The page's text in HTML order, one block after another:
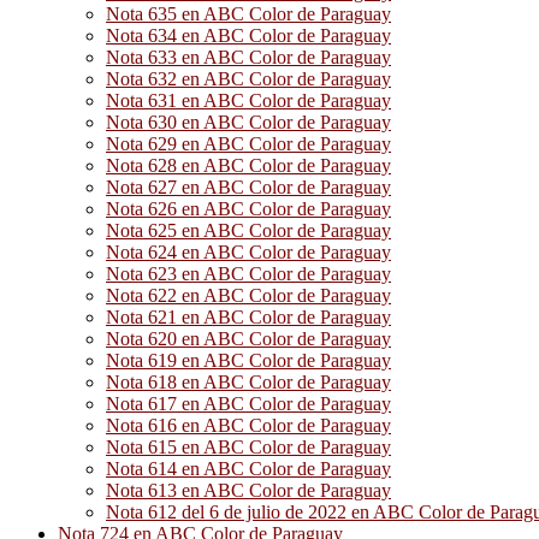
Nota 635 en ABC Color de Paraguay
Nota 634 en ABC Color de Paraguay
Nota 633 en ABC Color de Paraguay
Nota 632 en ABC Color de Paraguay
Nota 631 en ABC Color de Paraguay
Nota 630 en ABC Color de Paraguay
Nota 629 en ABC Color de Paraguay
Nota 628 en ABC Color de Paraguay
Nota 627 en ABC Color de Paraguay
Nota 626 en ABC Color de Paraguay
Nota 625 en ABC Color de Paraguay
Nota 624 en ABC Color de Paraguay
Nota 623 en ABC Color de Paraguay
Nota 622 en ABC Color de Paraguay
Nota 621 en ABC Color de Paraguay
Nota 620 en ABC Color de Paraguay
Nota 619 en ABC Color de Paraguay
Nota 618 en ABC Color de Paraguay
Nota 617 en ABC Color de Paraguay
Nota 616 en ABC Color de Paraguay
Nota 615 en ABC Color de Paraguay
Nota 614 en ABC Color de Paraguay
Nota 613 en ABC Color de Paraguay
Nota 612 del 6 de julio de 2022 en ABC Color de
Nota 724 en ABC Color de Paraguay